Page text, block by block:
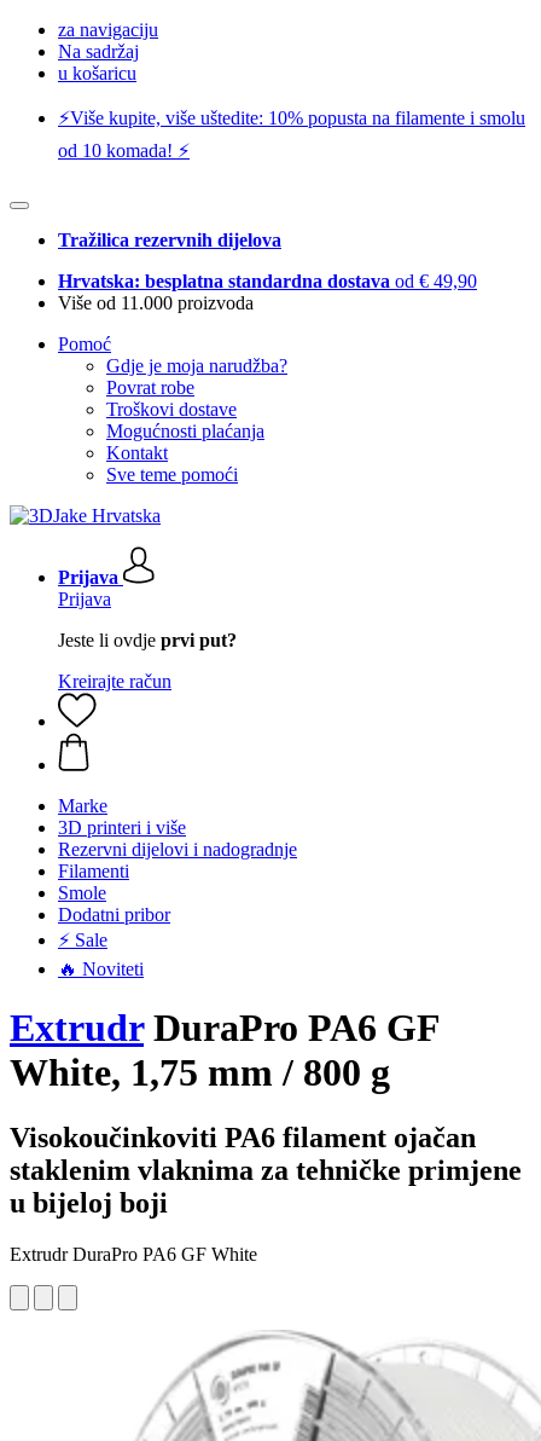
za navigaciju
Na sadržaj
u košaricu
⚡️Više kupite, više uštedite: 10% popusta na filamente i smolu
od 10 komada! ⚡️
Tražilica rezervnih dijelova
Hrvatska: besplatna standardna dostava od € 49,90
Više od 11.000 proizvoda
Pomoć
Gdje je moja narudžba?
Povrat robe
Troškovi dostave
Mogućnosti plaćanja
Kontakt
Sve teme pomoći
Prijava
Prijava
Jeste li ovdje prvi put?
Kreirajte račun
Marke
3D printeri i više
Rezervni dijelovi i nadogradnje
Filamenti
Smole
Dodatni pribor
⚡ Sale
🔥 Noviteti
ExtrudrDuraPro PA6 GF
White, 1,75 mm / 800 g
Visokoučinkoviti PA6 filament ojačan
staklenim vlaknima za tehničke primjene
u bijeloj boji
Extrudr DuraPro PA6 GF White